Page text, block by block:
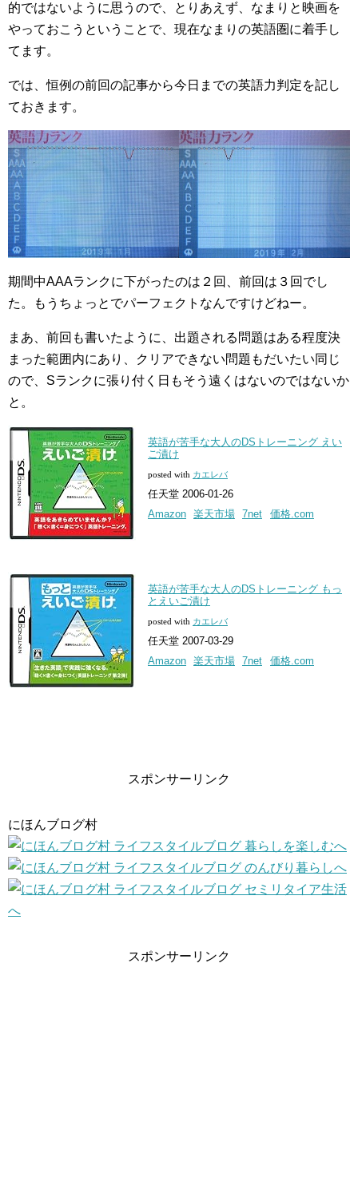
的ではないように思うので、とりあえず、なまりと映画を
やっておこうということで、現在なまりの英語圏に着手し
てます。
では、恒例の前回の記事から今日までの英語力判定を記し
ておきます。
期間中AAAランクに下がったのは２回、前回は３回でし
た。もうちょっとでパーフェクトなんですけどねー。
まあ、前回も書いたように、出題される問題はある程度決
まった範囲内にあり、クリアできない問題もだいたい同じ
ので、Sランクに張り付く日もそう遠くはないのではないか
と。
英語が苦手な大人のDSトレーニング えい
ご漬け
posted with カエレバ
任天堂 2006-01-26
Amazon 楽天市場 7net 価格.com
英語が苦手な大人のDSトレーニング もっ
とえいご漬け
posted with カエレバ
任天堂 2007-03-29
Amazon 楽天市場 7net 価格.com
スポンサーリンク
にほんブログ村
スポンサーリンク